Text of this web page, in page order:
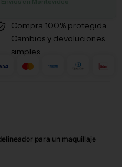
Envíos en Montevideo
Compra 100% protegida.
Cambios y devoluciones
simples
para un maquillaje